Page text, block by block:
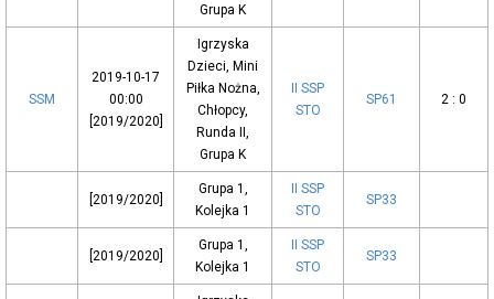
Grupa K
SSM
2019-10-17
00:00
[2019/2020]
Igrzyska
Dzieci, Mini
Piłka Nożna,
Chłopcy,
Runda II,
Grupa K
II SSP
STO
SP61 2 : 0
[2019/2020]
Grupa 1,
Kolejka 1
II SSP
STO
SP33
[2019/2020]
Grupa 1,
Kolejka 1
II SSP
STO
SP33